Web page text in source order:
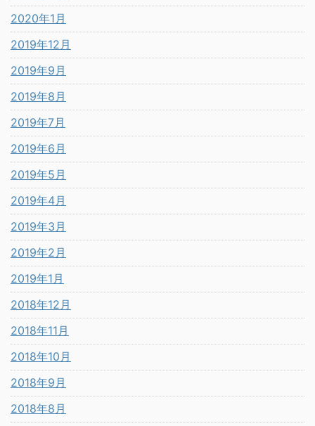
2020年1月
2019年12月
2019年9月
2019年8月
2019年7月
2019年6月
2019年5月
2019年4月
2019年3月
2019年2月
2019年1月
2018年12月
2018年11月
2018年10月
2018年9月
2018年8月